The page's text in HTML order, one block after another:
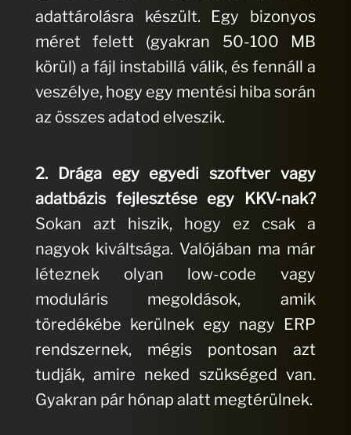
adattárolásra készült. Egy bizonyos
méret felett (gyakran 50-100 MB
körül) a fájl instabillá válik, és fennáll a
veszélye, hogy egy mentési hiba során
az összes adatod elveszik.
2. Drága egy egyedi szoftver vagy
adatbázis fejlesztése egy KKV-nak?
Sokan azt hiszik, hogy ez csak a
nagyok kiváltsága. Valójában ma már
léteznek olyan low-code vagy
moduláris megoldások, amik
töredékébe kerülnek egy nagy ERP
rendszernek, mégis pontosan azt
tudják, amire neked szükséged van.
Gyakran pár hónap alatt megtérülnek.